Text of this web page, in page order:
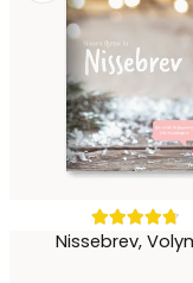
Nissebrev,